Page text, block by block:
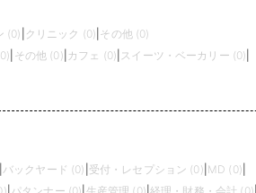
(0) クリニック (0) その他 (0)
その他 (0) カフェ (0) スイーツ・ベーカリー (0)
バックヤード (0) 受付・レセプション (0) MD (0)